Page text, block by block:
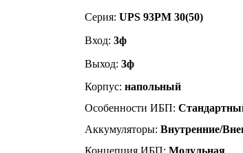
Серия:UPS 93PM 30(50)
Вход:3ф
Выход: 3ф
Корпус:напольный
Особенности ИБП:
Аккумуляторы:Внутренние/
Концепция ИБП:Модульная